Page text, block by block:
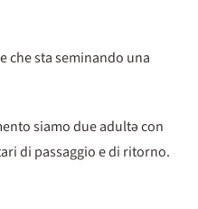
che sta seminando una
siamo due adultə con
di passaggio e di ritorno.